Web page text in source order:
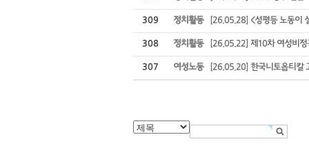
309 정치활동 [26.05.28] <성평등 노동이
308 정치활동 [26.05.22] 제10차 여성비
307 여성노동 [26.05.20] 한국니토옵티칼